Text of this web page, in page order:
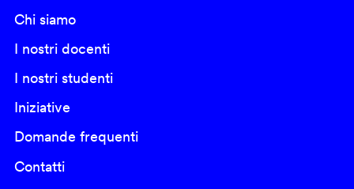
Chi siamo
I nostri docenti
I nostri studenti
Iniziative
Domande frequenti
Contatti